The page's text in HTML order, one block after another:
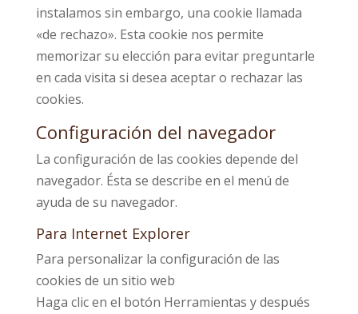
instalamos sin embargo, una cookie llamada
«de rechazo». Esta cookie nos permite
memorizar su elección para evitar preguntarle
en cada visita si desea aceptar o rechazar las
cookies.
Configuración del navegador
La configuración de las cookies depende del
navegador. Ésta se describe en el menú de
ayuda de su navegador.
Para Internet Explorer
Para personalizar la configuración de las
cookies de un sitio web
Haga clic en el botón Herramientas y después